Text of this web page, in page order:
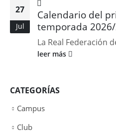
27
Jul
Calendario del
temporada
La Real Federación
leer más
CATEGORÍAS
Campus
Club